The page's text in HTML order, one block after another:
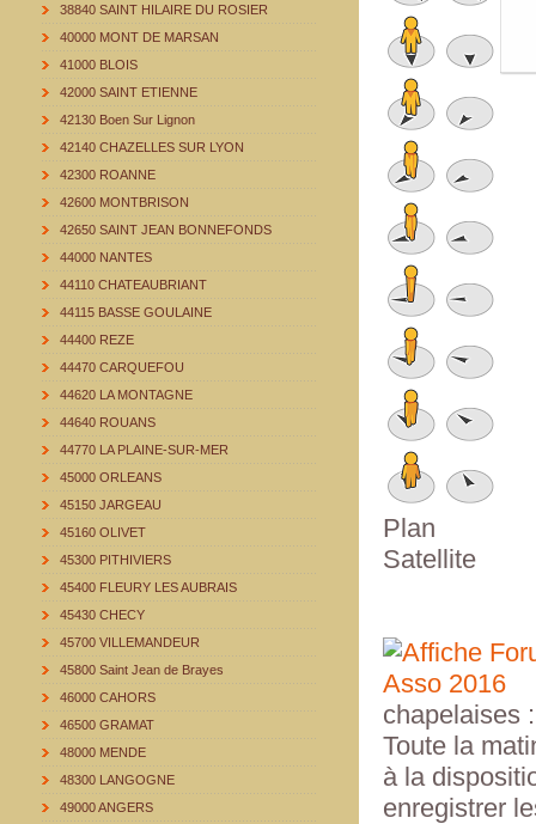
38840 SAINT HILAIRE DU ROSIER
40000 MONT DE MARSAN
41000 BLOIS
42000 SAINT ETIENNE
42130 Boen Sur Lignon
42140 CHAZELLES SUR LYON
42300 ROANNE
42600 MONTBRISON
42650 SAINT JEAN BONNEFONDS
44000 NANTES
44110 CHATEAUBRIANT
44115 BASSE GOULAINE
44400 REZE
44470 CARQUEFOU
44620 LA MONTAGNE
44640 ROUANS
44770 LA PLAINE-SUR-MER
45000 ORLEANS
45150 JARGEAU
45160 OLIVET
45300 PITHIVIERS
45400 FLEURY LES AUBRAIS
45430 CHECY
45700 VILLEMANDEUR
45800 Saint Jean de Brayes
46000 CAHORS
46500 GRAMAT
48000 MENDE
48300 LANGOGNE
49000 ANGERS
Plan
Satellite
chapelaises
Toute la
à la
enregistrer